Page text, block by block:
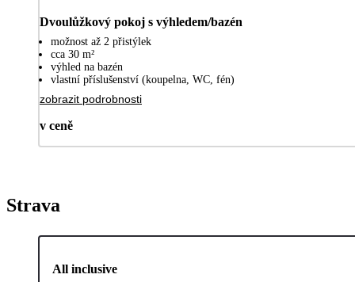
Dvoulůžkový pokoj s výhledem/bazén
možnost až 2 přistýlek
cca 30 m²
výhled na bazén
vlastní příslušenství (koupelna, WC, fén)
zobrazit podrobnosti
v ceně
Strava
All inclusive